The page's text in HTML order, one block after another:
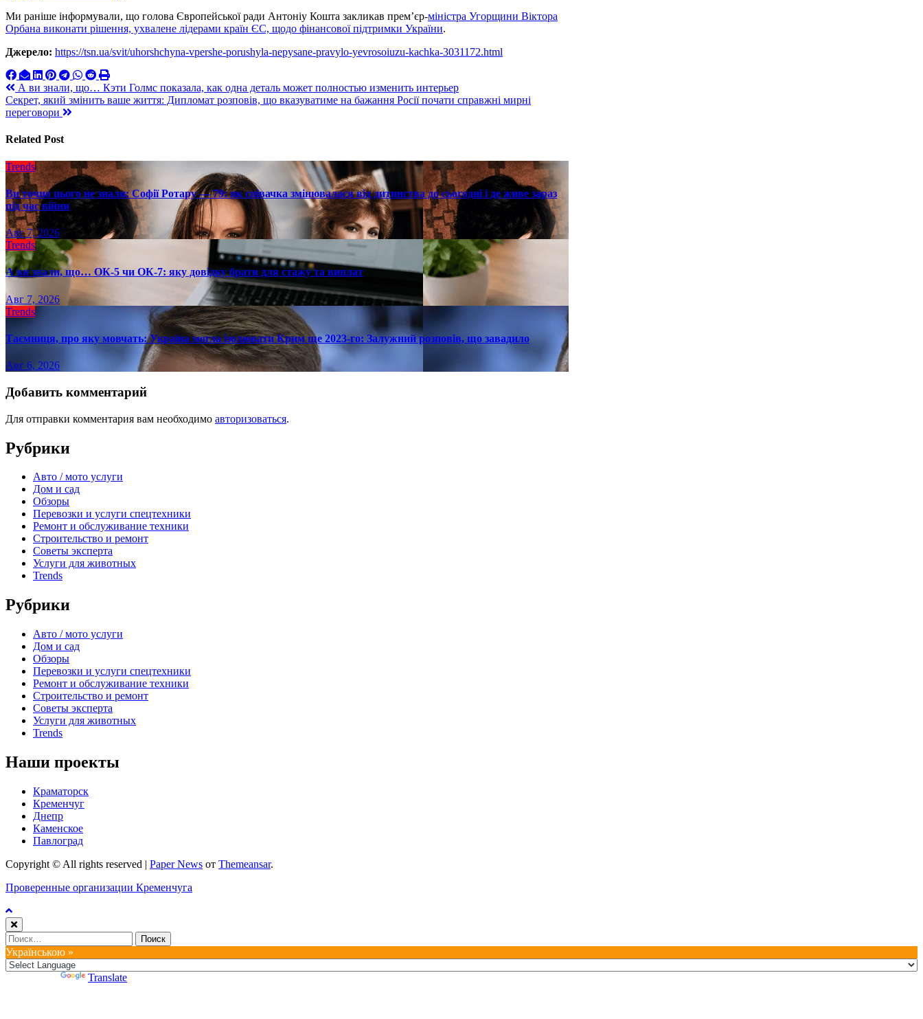
Ми раніше інформували, що голова Європейської ради Антоніу Кошта закликав прем’єр-міністра Угорщини Віктора
Орбана виконати рішення, ухвалене лідерами країн ЄС, щодо фінансової підтримки України.
Джерело: https://tsn.ua/svit/uhorshchyna-vpershe-porushyla-nepysane-pravylo-yevrosoiuzu-kachka-3031172.html
Навигация
по
А ви знали, що… Кэти Голмс показала, как одна деталь может полностью изменить интерьер
Секрет, який змінить ваше життя: Дипломат розповів, що вказуватиме на бажання Росії почати справжні мирні
переговори
Related Post
Trends
Ви точно цього не знали: Софії Ротару — 79: як співачка змінювалася від дитинства до сьогодні і де живе зараз
під час війни
Авг 7, 2026
Trends
А ви знали, що… ОК-5 чи ОК-7: яку довідку брати для стажу та виплат
Авг 7, 2026
Trends
Таємниця, про яку мовчать: Україна могла ізолювати Крим ще 2023-го: Залужний розповів, що завадило
Авг 6, 2026
Добавить комментарий
Для отправки комментария вам необходимо авторизоваться.
Рубрики
Авто / мото услуги
Дом и сад
Обзоры
Перевозки и услуги спецтехники
Ремонт и обслуживание техники
Строительство и ремонт
Советы эксперта
Услуги для животных
Trends
Рубрики
Авто / мото услуги
Дом и сад
Обзоры
Перевозки и услуги спецтехники
Ремонт и обслуживание техники
Строительство и ремонт
Советы эксперта
Услуги для животных
Trends
Наши проекты
Краматорск
Кременчуг
Днепр
Каменское
Павлоград
Copyright © All rights reserved | Paper News от Themeansar.
Проверенные организации Кременчуга
Найти:
Українською »
Translate